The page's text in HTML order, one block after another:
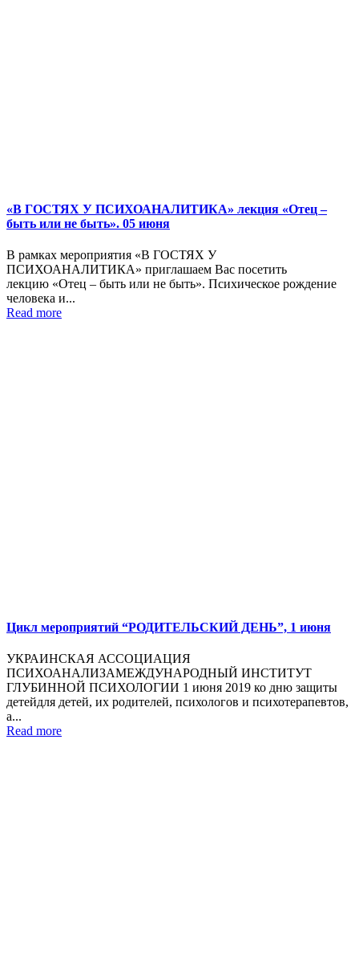
«В ГОСТЯХ У ПСИХОАНАЛИТИКА» лекция «Отец –
быть или не быть». 05 июня
В рамках мероприятия «В ГОСТЯХ У
ПСИХОАНАЛИТИКА» приглашаем Вас посетить
лекцию «Отец – быть или не быть». Психическое рождение
человека и...
Read more
Цикл мероприятий “РОДИТЕЛЬСКИЙ ДЕНЬ”, 1 июня
УКРАИНСКАЯ АССОЦИАЦИЯ
ПСИХОАНАЛИЗАМЕЖДУНАРОДНЫЙ ИНСТИТУТ
ГЛУБИННОЙ ПСИХОЛОГИИ 1 июня 2019 ко дню защиты
детейдля детей, их родителей, психологов и психотерапевтов,
а...
Read more